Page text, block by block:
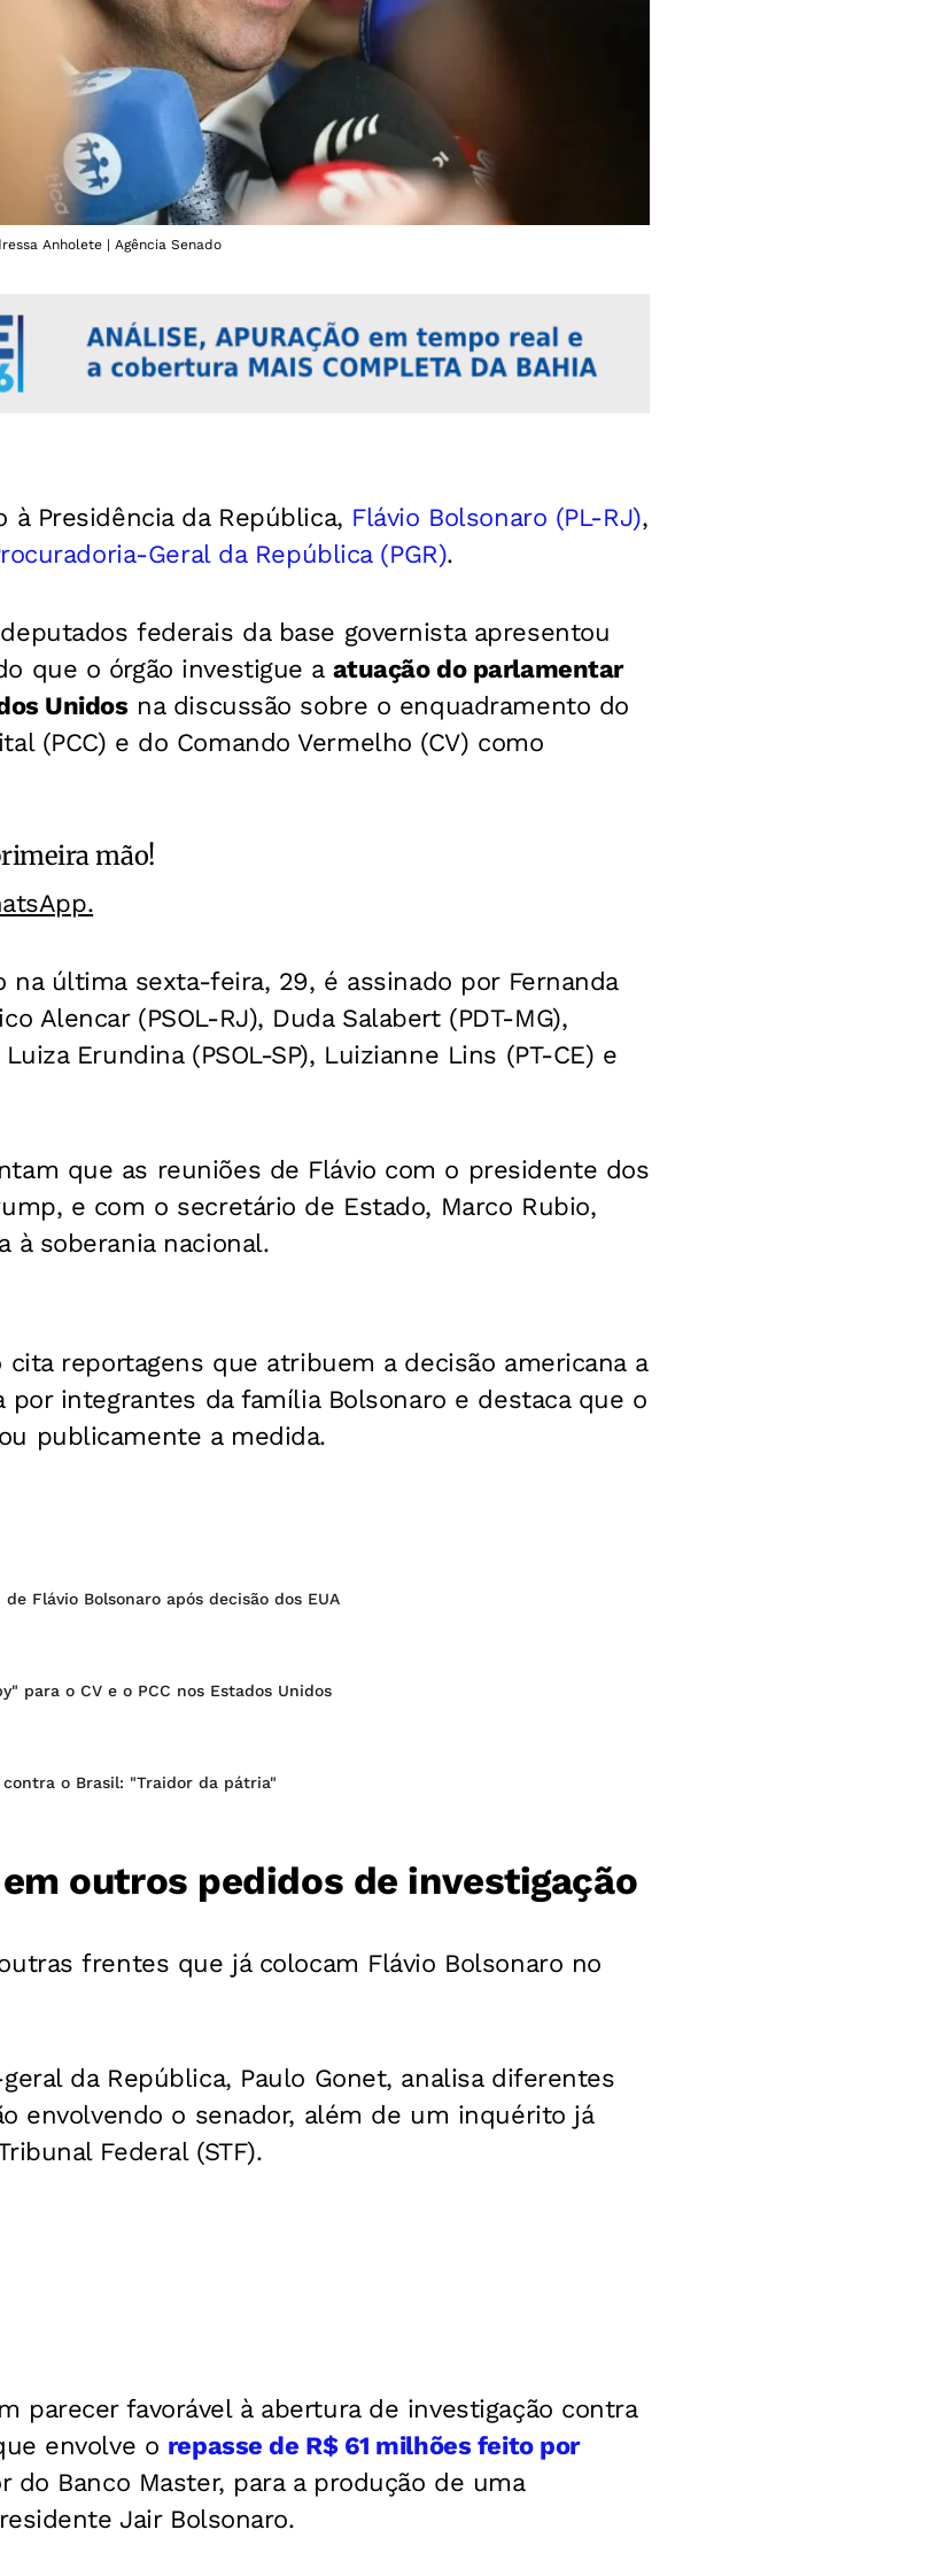
Anholete | Agência Senado
Presidência da República, Flávio Bolsonaro (PL-RJ),
Geral da República (PGR).
federais da base governista apresentou
que o órgão investigue a atuação do parlamentar
Unidos na discussão sobre o enquadramento do
(PCC) e do Comando Vermelho (CV) como
mão!
na última sexta-feira, 29, é assinado por Fernanda
Alencar (PSOL-RJ), Duda Salabert (PDT-MG),
Erundina (PSOL-SP), Luizianne Lins (PT-CE) e
que as reuniões de Flávio com o presidente dos
e com o secretário de Estado, Marco Rubio,
à soberania nacional.
cita reportagens que atribuem a decisão americana a
por integrantes da família Bolsonaro e destaca que o
publicamente a medida.
Flávio Bolsonaro após decisão dos EUA
para o CV e o PCC nos Estados Unidos
o Brasil: "Traidor da pátria"
outros pedidos de investigação
frentes que já colocam Flávio Bolsonaro no
da República, Paulo Gonet, analisa diferentes
envolvendo o senador, além de um inquérito já
Federal (STF).
parecer favorável à abertura de investigação contra
envolve o repasse de R$ 61 milhões feito por
do Banco Master, para a produção de uma
Jair Bolsonaro.